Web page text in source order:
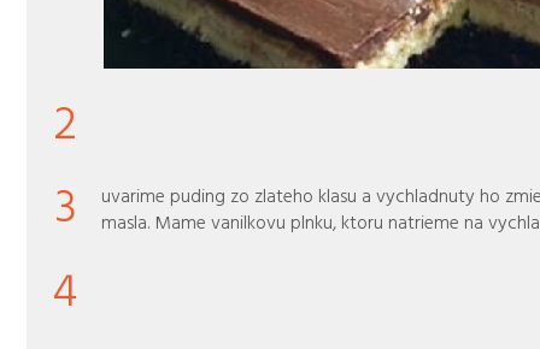
2
3
uvarime puding zo zlateho klasu a vychladnuty ho
masla. Mame vanilkovu plnku, ktoru natrieme na
4